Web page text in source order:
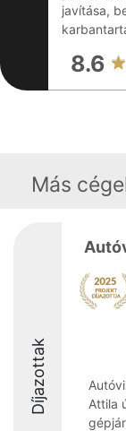
javítása,
8.6
Más
Díjazottak
Attila